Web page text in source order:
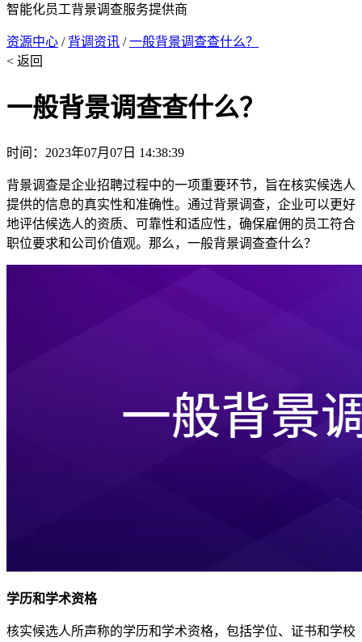
智能化员工背景调查服务提供商
资源中心 / 背调资讯 /一般背景调查查什么？
< 返回
一般背景调查查什么？
时间：2023年07月07日 14:38:39
背景调查是企业招聘过程中的一项重要环节，旨在核实候选人
提供的信息的真实性和准确性。通过背景调查，企业可以更好
地评估候选人的资质、可靠性和适应性，确保雇佣的员工符合
职位要求和公司价值观。那么，一般背景调查查什么？
学历和学术资格
核实候选人所声称的学历和学术资格，包括学位、证书和学校